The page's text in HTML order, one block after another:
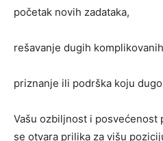
početak novih zadataka,
rešavanje dugih
priznanje ili podrška koju
Vašu ozbiljnost i posvećenost
se otvara prilika za višu